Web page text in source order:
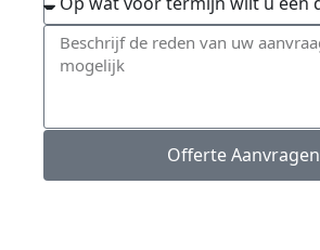
Offerte Aanvragen